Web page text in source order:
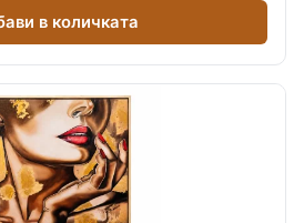
в количката